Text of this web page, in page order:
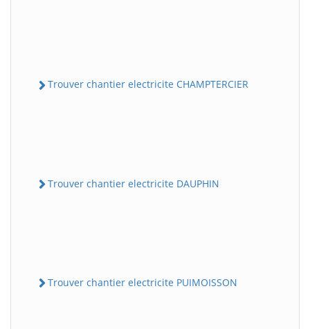
Trouver chantier electricite CHAMPTERCIER
Trouver chantier electricite DAUPHIN
Trouver chantier electricite PUIMOISSON